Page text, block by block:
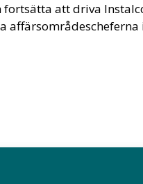
att driva